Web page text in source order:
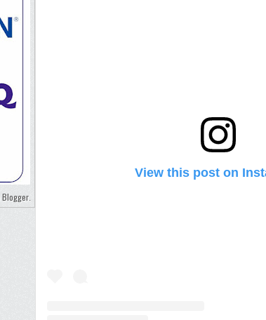
View this post on
Blogger.